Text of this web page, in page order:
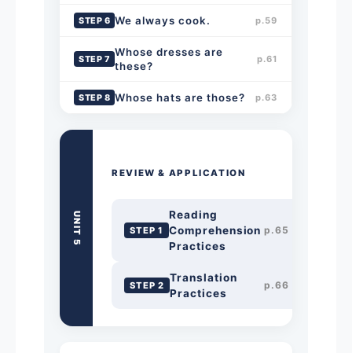
STEP 6 We always cook. p.59
STEP 7
Whose dresses are
these?
p.61
STEP 8 Whose hats are those? p.63
UNIT 5
REVIEW & APPLICATION
STEP 1
Reading
Comprehension
Practices
p.65
STEP 2
Translation
Practices
p.66